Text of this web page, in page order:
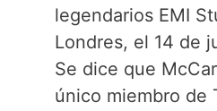
legendarios EMI
Londres, el 14 de
Se dice que
único miembro de